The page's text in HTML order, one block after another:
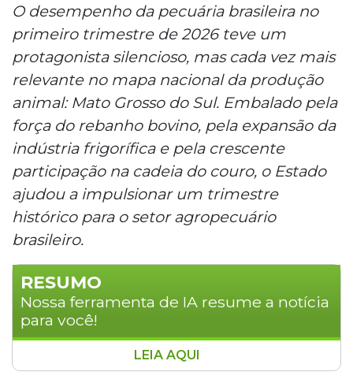
O desempenho da pecuária brasileira no
primeiro trimestre de 2026 teve um
protagonista silencioso, mas cada vez mais
relevante no mapa nacional da produção
animal: Mato Grosso do Sul. Embalado pela
força do rebanho bovino, pela expansão da
indústria frigorífica e pela crescente
participação na cadeia do couro, o Estado
ajudou a impulsionar um trimestre
histórico para o setor agropecuário
brasileiro.
RESUMO
Nossa ferramenta de IA resume a notícia
para você!
Mato Grosso do Sul consolidou sua posição
LEIA AQUI